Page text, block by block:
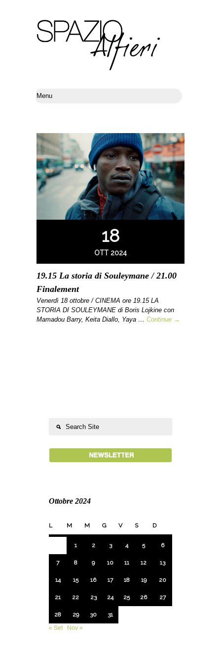
18
OTT 2024
19.15 La storia di Souleymane / 21.00
Finalement
Venerdì 18 ottobre / CINEMA ore 19.15 LA
STORIA DI SOULEYMANE di Boris Lojkine con
Mamadou Barry, Keita Diallo, Yaya … Continue →
Ottobre 2024
L M M G V S D
1 2 3 4 5 6
7 8 9 10 11 12 13
14 15 16 17 18 19 20
21 22 23 24 25 26 27
28 29 30
31
« Set
Nov »